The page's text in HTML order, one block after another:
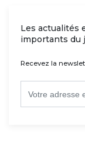
Les actualités
importants du
Recevez la